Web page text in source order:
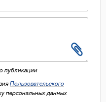
публикации
Пользовательского
персональных данных